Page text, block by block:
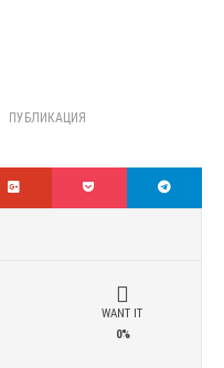
ПУБЛИКАЦИЯ
WANT IT
0%